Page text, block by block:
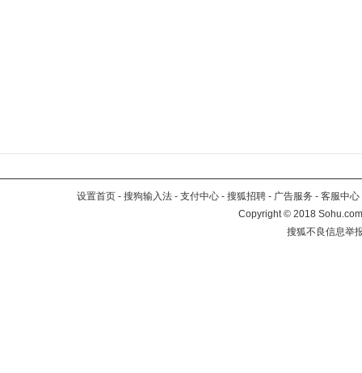
设置首页 - 搜狗输入法 - 支付中心 - 搜狐招聘 - 广告服务 - 客服中心
Copyright©2018
搜狐不良信息举